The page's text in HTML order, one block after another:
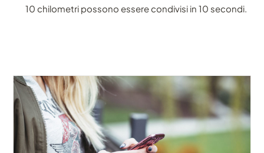
10 chilometri possono essere condivisi in 10 secondi.